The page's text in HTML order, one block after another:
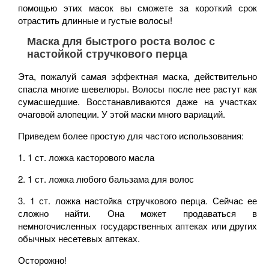
помощью этих масок вы сможете за короткий срок
отрастить длинные и густые волосы!
Маска для быстрого роста волос с
настойкой стручкового перца
Эта, пожалуй самая эффектная маска, действительно
спасла многие шевелюры. Волосы после нее растут как
сумасшедшие. Восстанавливаются даже на участках
очаговой алопеции. У этой маски много вариаций.
Приведем более простую для частого использования:
1. 1 ст. ложка касторового масла
2. 1 ст. ложка любого бальзама для волос
3. 1 ст. ложка настойка стручкового перца. Сейчас ее
сложно найти. Она может продаваться в
немногочисленных государственных аптеках или других
обычных несетевых аптеках.
Осторожно!